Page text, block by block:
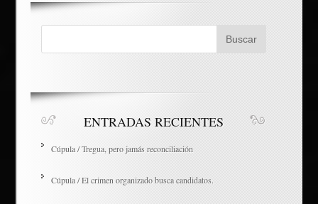
ENTRADAS RECIENTES
Cúpula / Tregua, pero jamás reconciliación
Cúpula / El crimen organizado busca candidatos.